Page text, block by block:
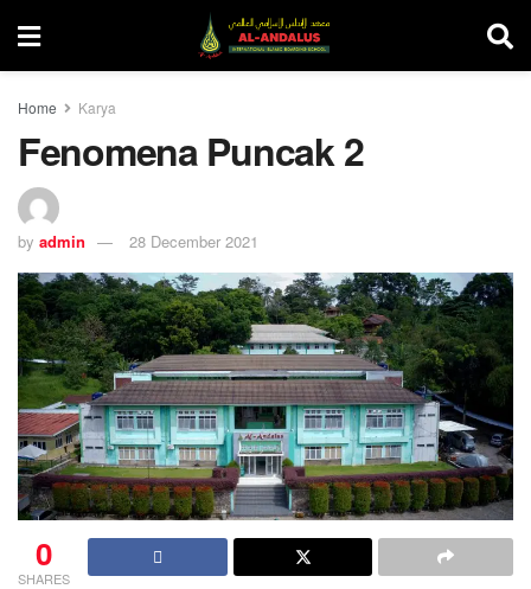
Home Karya
Fenomena Puncak 2
by admin 28 December 2021
0
SHARES